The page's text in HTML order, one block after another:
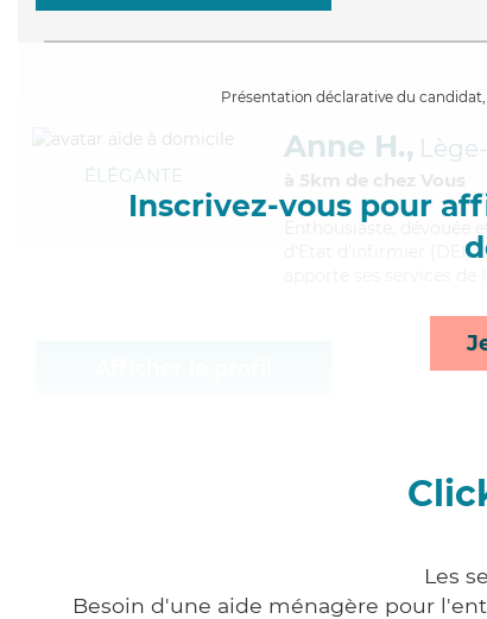
Présentation déclarative du
Inscrivez-vous pour
ÉLÉGANTE
Anne H.,
à 5km de chez Vous
Enthousiaste
, dévouée
d'Etat d'infirmier (DEI).
Les
Besoin d'une aide ménagère pour